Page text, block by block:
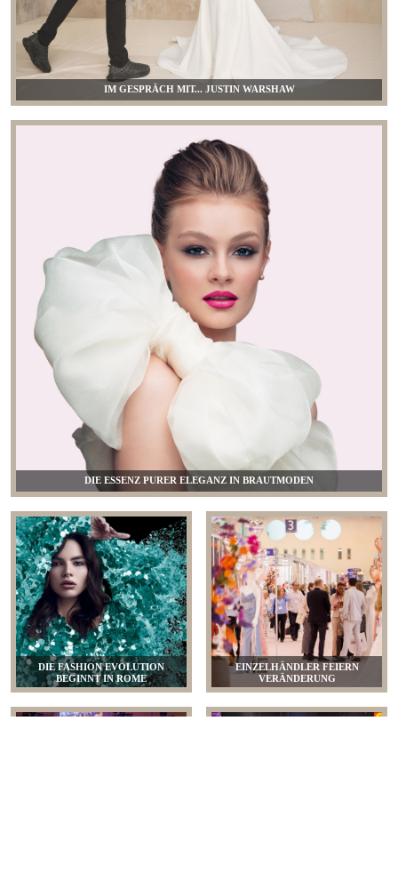
IM GESPRÄCH MIT... JUSTIN WARSHAW
DIE ESSENZ PURER ELEGANZ IN BRAUTMODEN
DIE FASHION EVOLUTION
BEGINNT IN ROME
EINZELHÄNDLER FEIERN
VERÄNDERUNG